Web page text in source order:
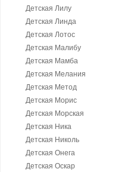
Детская Лилу
Детская Линда
Детская Лотос
Детская Малибу
Детская Мамба
Детская Мелания
Детская Метод
Детская Морис
Детская Морская
Детская Ника
Детская Николь
Детская Онега
Детская Оскар